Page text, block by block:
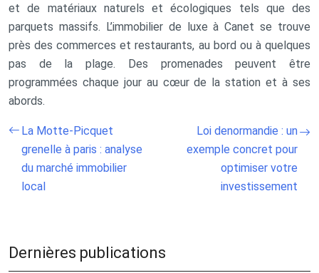
et de matériaux naturels et écologiques tels que des
parquets massifs. L’immobilier de luxe à Canet se trouve
près des commerces et restaurants, au bord ou à quelques
pas de la plage. Des promenades peuvent être
programmées chaque jour au cœur de la station et à ses
abords.
La Motte-Picquet
grenelle à paris : analyse
du marché immobilier
local
Loi denormandie : un
exemple concret pour
optimiser votre
investissement
Dernières publications